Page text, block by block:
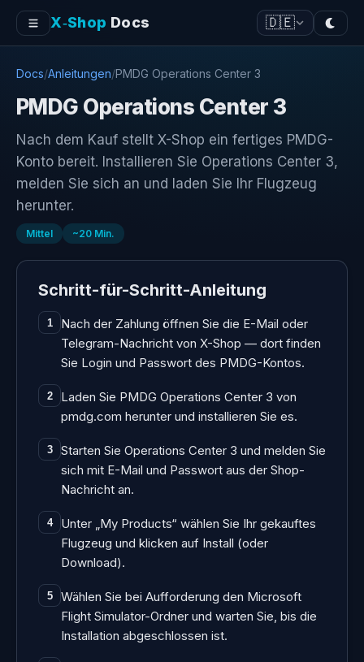
X‑Shop Docs 🇩🇪
Docs/Anleitungen/PMDG Operations Center 3
PMDG Operations Center 3
Nach dem Kauf stellt X-Shop ein fertiges PMDG-
Konto bereit. Installieren Sie Operations Center 3,
melden Sie sich an und laden Sie Ihr Flugzeug
herunter.
Mittel ~20 Min.
Schritt-für-Schritt-Anleitung
1
Nach der Zahlung öffnen Sie die E-Mail oder
Telegram-Nachricht von X-Shop — dort finden
Sie Login und Passwort des PMDG-Kontos.
2
Laden Sie PMDG Operations Center 3 von
pmdg.com herunter und installieren Sie es.
3
Starten Sie Operations Center 3 und melden Sie
sich mit E-Mail und Passwort aus der Shop-
Nachricht an.
4
Unter „My Products“ wählen Sie Ihr gekauftes
Flugzeug und klicken auf Install (oder
Download).
5
Wählen Sie bei Aufforderung den Microsoft
Flight Simulator-Ordner und warten Sie, bis die
Installation abgeschlossen ist.